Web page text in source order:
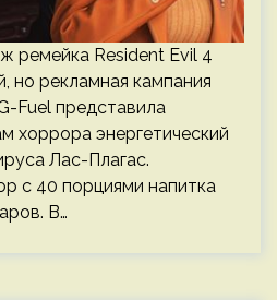
ремейка Resident Evil 4
но рекламная кампания
Fuel представила
хоррора энергетический
Лас-Плагас.
с 40 порциями напитка
В…